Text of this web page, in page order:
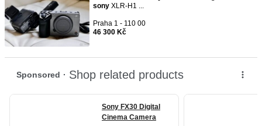
sony XLR-H1 ...
Praha 1 - 110 00
46 300 Kč